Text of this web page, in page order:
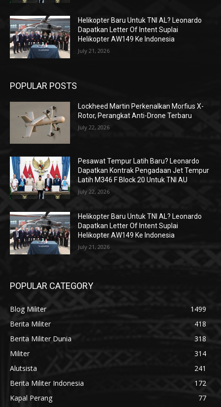
Helikopter Baru Untuk TNI AL? Leonardo
Dapatkan Letter Of Intent Suplai
Helikopter AW149 Ke Indonesia
July 21, 2026
POPULAR POSTS
Lockheed Martin Perkenalkan Morfius X-
Rotor, Perangkat Anti-Drone Terbaru
July 22, 2026
Pesawat Tempur Latih Baru? Leonardo
Dapatkan Kontrak Pengadaan Jet Tempur
Latih M346 F Block 20 Untuk TNI AU
July 22, 2026
Helikopter Baru Untuk TNI AL? Leonardo
Dapatkan Letter Of Intent Suplai
Helikopter AW149 Ke Indonesia
July 21, 2026
POPULAR CATEGORY
Blog Militer
1499
Berita Militer
418
Berita Militer Dunia
318
Militer
314
Alutsista
241
Berita Militer Indonesia
172
Kapal Perang
77